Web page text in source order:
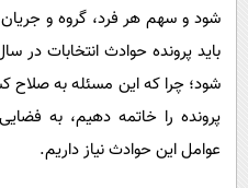
شود؛ چرا که این مسئله به صلاح
پرونده را خاتمه دهیم، به
عوامل این حوادث نیاز داریم.